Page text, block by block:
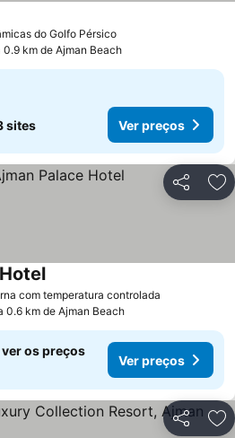
do Golfo Pérsico
0.9 km de Ajman Beach
sites Ver preços
Partilhar
com temperatura controlada
0.6 km de Ajman Beach
os preços
Ver preços
Partilhar